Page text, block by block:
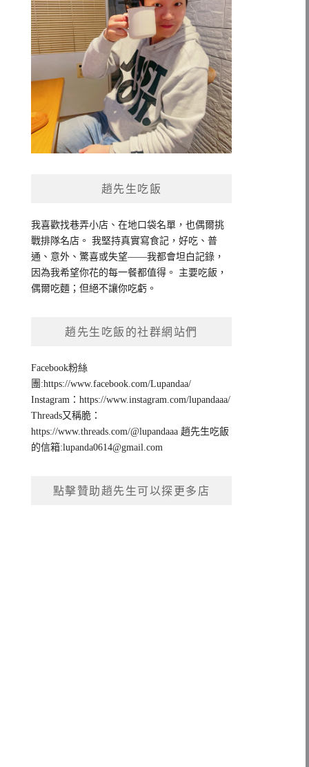
趙先生吃飯
我喜歡找巷弄小店、在地口袋名單，也偶爾挑
戰排隊名店。 我堅持真實寫食記，好吃、普
通、意外、驚喜或失望——我都會坦白記錄，
因為我希望你花的每一餐都值得。 主要吃飯，
偶爾吃麵；但絕不讓你吃虧。
趙先生吃飯的社群網站們
Facebook粉絲
團:https://www.facebook.com/Lupandaa/
Instagram：https://www.instagram.com/lupandaaa/
Threads又稱脆：
https://www.threads.com/@lupandaaa 趙先生吃飯
的信箱:lupanda0614@gmail.com
點擊贊助趙先生可以探更多店